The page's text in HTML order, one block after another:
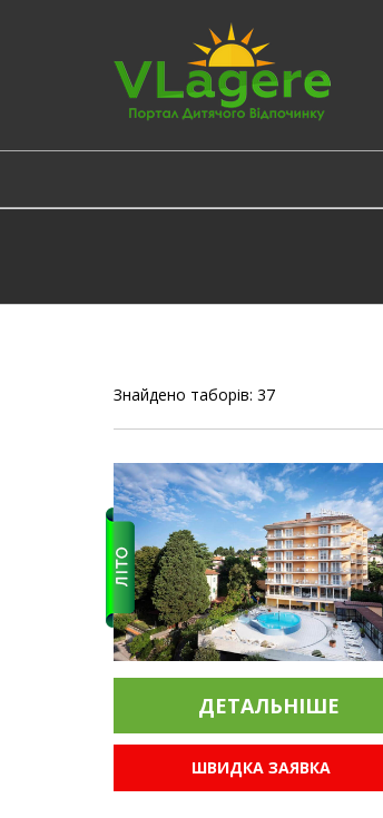
Знайдено таборів: 37
ДЕТАЛЬНIШЕ
ШВИДКА ЗАЯВКА